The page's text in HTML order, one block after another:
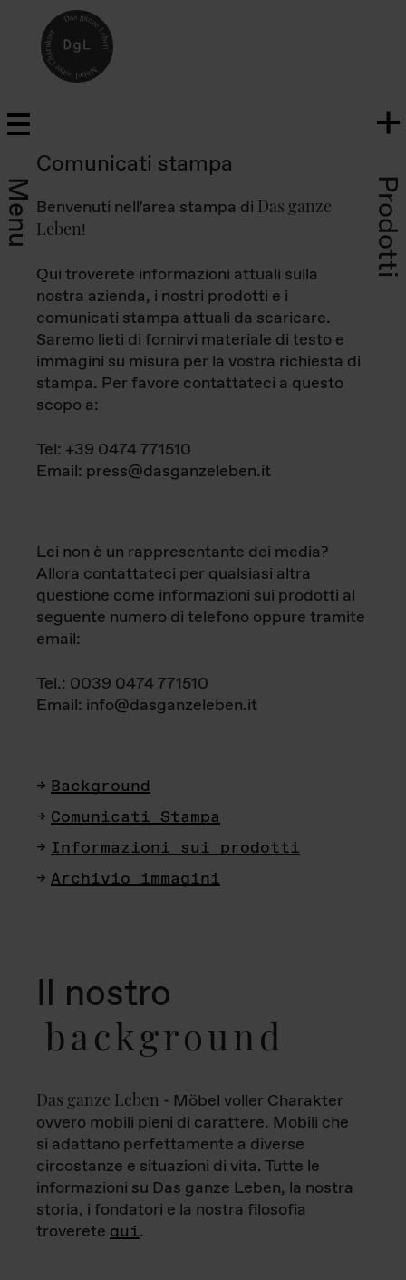
Menu Prodotti
Comunicati stampa
Benvenuti nell'area stampa di Das ganze
Leben!
Qui troverete informazioni attuali sulla
nostra azienda, i nostri prodotti e i
comunicati stampa attuali da scaricare.
Saremo lieti di fornirvi materiale di testo e
immagini su misura per la vostra richiesta di
stampa. Per favore contattateci a questo
scopo a:
Tel: +39 0474 771510
Email: press@dasganzeleben.it
Lei non è un rappresentante dei media?
Allora contattateci per qualsiasi altra
questione come informazioni sui prodotti al
seguente numero di telefono oppure tramite
email:
Tel.: 0039 0474 771510
Email: info@dasganzeleben.it
Background
Comunicati Stampa
Informazioni sui prodotti
Archivio immagini
Il nostro
background
Das ganze Leben - Möbel voller Charakter
ovvero mobili pieni di carattere. Mobili che
si adattano perfettamente a diverse
circostanze e situazioni di vita. Tutte le
informazioni su Das ganze Leben, la nostra
storia, i fondatori e la nostra filosofia
troverete qui.